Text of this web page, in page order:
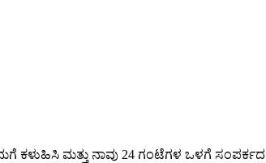
ಮತ್ತು ನಾವು 24 ಗಂಟೆಗಳ ಒಳಗೆ